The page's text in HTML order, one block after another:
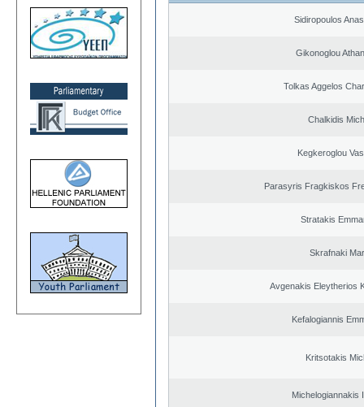
Sidiropoulos
Gikonoglou
Tolkas Aggelos
Chalkidis
Kegkeroglou
Parasyris Fragkiskos
Stratakis
Skrafnaki
Avgenakis Eleytherios
Kefalogiannis
Kritsotakis
Michelogiannakis